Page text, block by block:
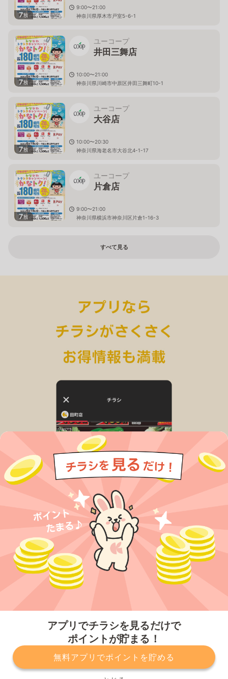
アプリでチラシを見るだけで
ポイントが貯まる！
無料アプリでポイントを貯める
7枚
9:00〜21:00
神奈川県厚木市戸室5-6-1
7枚
ユーコープ
井田三舞店
10:00〜21:00
神奈川県川崎市中原区井田三舞町10-1
7枚
ユーコープ
大谷店
10:00〜20:30
神奈川県海老名市大谷北4-1-17
7枚
ユーコープ
片倉店
9:00〜21:00
神奈川県横浜市神奈川区片倉1-16-3
すべて見る
プライバシーポリシー 利用規約
運営会社